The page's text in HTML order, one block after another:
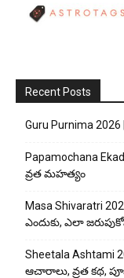
Recent Posts
Guru Purnima 2026
Papamochana
వ్రత మహత్యం
Masa Shivaratri
ఎందుకు, ఎలా
Sheetala Ashtami
ఆచారాలు, వ్రత కథ,